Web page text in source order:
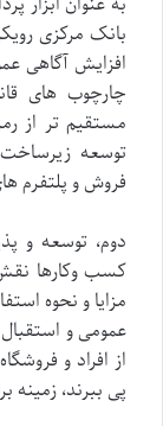
بانک مرکزی
افزایش آگاهی
چارچوب های
مستقیم تر از
توسعه زیرساخت
فروش و پلتفرم
دوم، توسعه و
کسب وکارها
مزایا و نحوه
عمومی و
از افراد و
پی ببرند،